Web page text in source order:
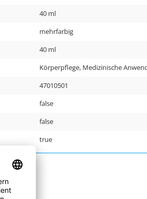
40 ml
mehrfarbig
40 ml
Körperpflege, Medizinische
47010501
false
false
true